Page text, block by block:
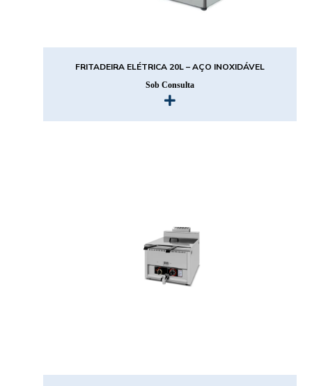
FRITADEIRA ELÉTRICA 20L – AÇO INOXIDÁVEL
Sob Consulta